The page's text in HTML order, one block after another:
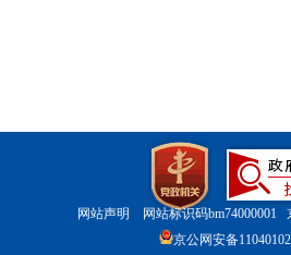
网站声明 网站标识码bm74000001
京公网安备